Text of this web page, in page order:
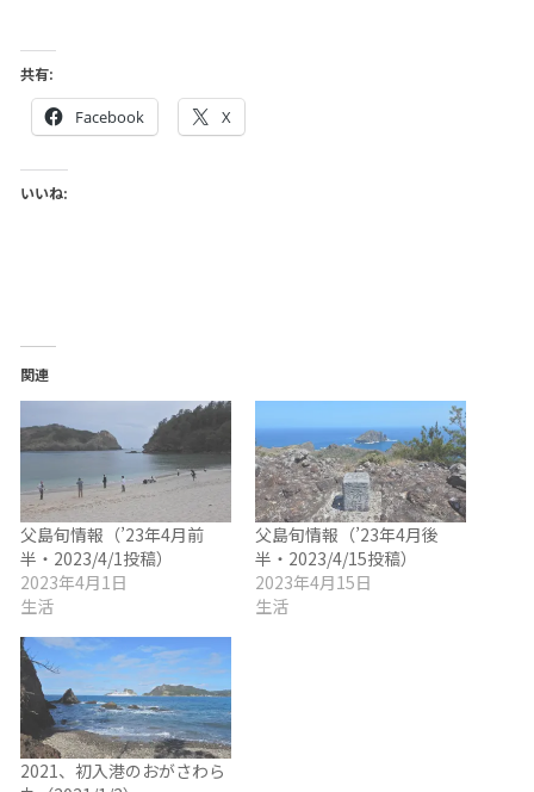
共有:
Facebook X
いいね:
関連
父島旬情報（’23年4月前
半・2023/4/1投稿）
2023年4月1日
生活
父島旬情報（’23年4月後
半・2023/4/15投稿）
2023年4月15日
生活
2021、初入港のおがさわら